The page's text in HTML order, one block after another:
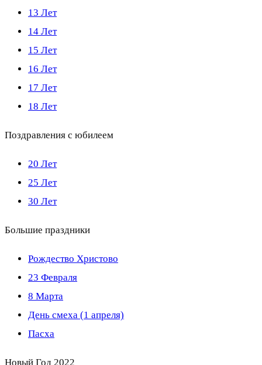
13 Лет
14 Лет
15 Лет
16 Лет
17 Лет
18 Лет
Поздравления с юбилеем
20 Лет
25 Лет
30 Лет
Большие праздники
Рождество Христово
23 Февраля
8 Марта
День смеха (1 апреля)
Пасха
Новый Год 2022